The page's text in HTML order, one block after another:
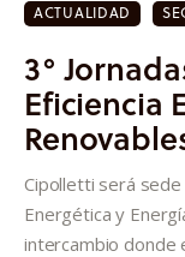
Investigación
Proyectos
Informes
Quiénes somos
ACTUALIDAD
3°
Eficiencia
Cipolletti será sede
Energética y
intercambio donde